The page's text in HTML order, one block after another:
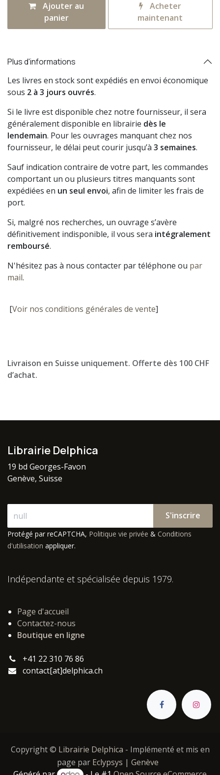
Ajouter au
panier
Acheter
maintenant
Plus d'informations
Les livres en stock sont expédiés en envoi économique
sous 2 à 3 jours ouvrés.
Si le livre est disponible chez notre fournisseur, il sera
généralement disponible en librairie dès le
lendemain. Pour les ouvrages manquant chez nos
fournisseur, le délai peut courir jusqu’à 3 semaines.
Sauf indication contraire de votre part, les commandes
comportant un ou plusieurs titres manquants sont
expédiées en un seul envoi, afin de limiter les frais de
port.
Si, malgré nos recherches, un ouvrage s’avère
définitivement indisponible, il vous sera intégralement
remboursé.
N'hésitez pas à nous contacter par téléphone ou par
mail.
[Voir nos conditions générales de vente]
Livraison en Suisse uniquement. Offerte dès 100 CHF
d’achat.
Librairie Delphica
19 bd Georges-Favon
Genève, Suisse
S'inscrire
Protégé par reCAPTCHA, Politique vie privée & Conditions
d'utilisation appliquer.
Indépendante et spécialisée depuis 1979.
Page d'accueil
Contactez-nous
Boutique en ligne
+41 22 310 76 86
contact[at]delphica.ch
Copyright © Librairie Delphica - Implémenté et mis en
page par Eclypsys | Genève